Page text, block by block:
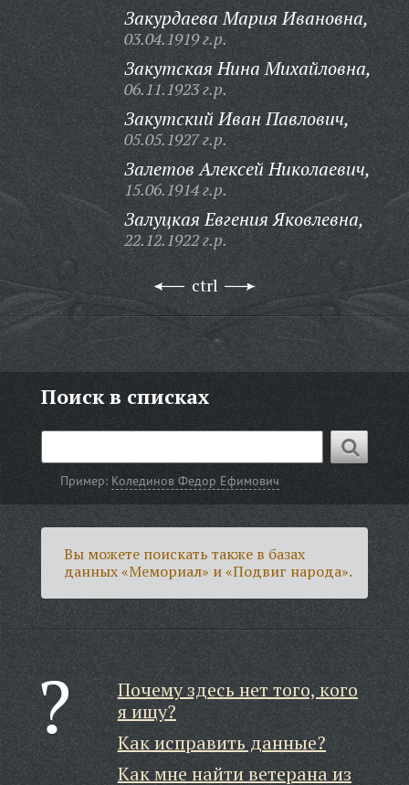
Закурдаева Мария Ивановна,
03.04.1919 г.р.
Закутская Нина Михайловна,
06.11.1923 г.р.
Закутский Иван Павлович,
05.05.1927 г.р.
Залетов Алексей Николаевич,
15.06.1914 г.р.
Залуцкая Евгения Яковлевна,
22.12.1922 г.р.
ctrl
Поиск в списках
Пример: Колединов Федор Ефимович
Вы можете поискать также в базах
данных «Мемориал» и «Подвиг народа».
Почему здесь нет того, кого
я ищу?
Как исправить данные?
Как мне найти ветерана из